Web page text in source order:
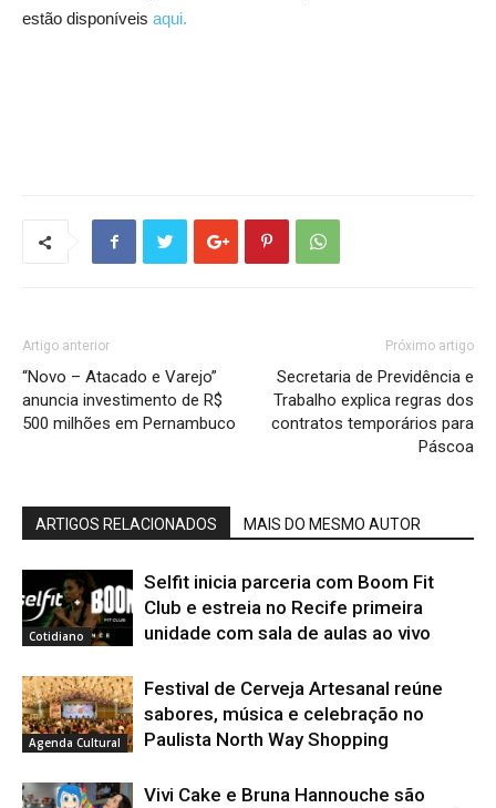
estão disponíveis aqui.
Artigo anterior
“Novo – Atacado e Varejo”
anuncia investimento de R$
500 milhões em Pernambuco
Próximo artigo
Secretaria de Previdência e
Trabalho explica regras dos
contratos temporários para
Páscoa
ARTIGOS RELACIONADOS MAIS DO MESMO AUTOR
Cotidiano
Selfit inicia parceria com Boom Fit
Club e estreia no Recife primeira
unidade com sala de aulas ao vivo
Agenda Cultural
Festival de Cerveja Artesanal reúne
sabores, música e celebração no
Paulista North Way Shopping
Vivi Cake e Bruna Hannouche são